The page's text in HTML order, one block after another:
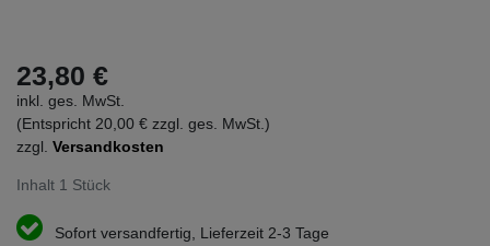
23,80 €
inkl. ges. MwSt.
(Entspricht 20,00 € zzgl. ges. MwSt.)
zzgl. Versandkosten
Inhalt 1 Stück
Sofort versandfertig, Lieferzeit 2-3 Tage